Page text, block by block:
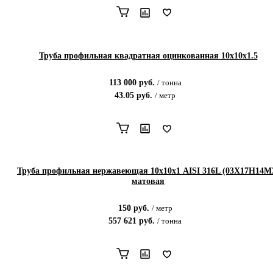
Труба профильная квадратная оцинкованная 10х10х1.5
113 000руб. / тонна
43.05 руб. / метр
Труба профильная нержавеющая 10х10х1 AISI 316L
матовая
150руб. / метр
557 621 руб. / тонна